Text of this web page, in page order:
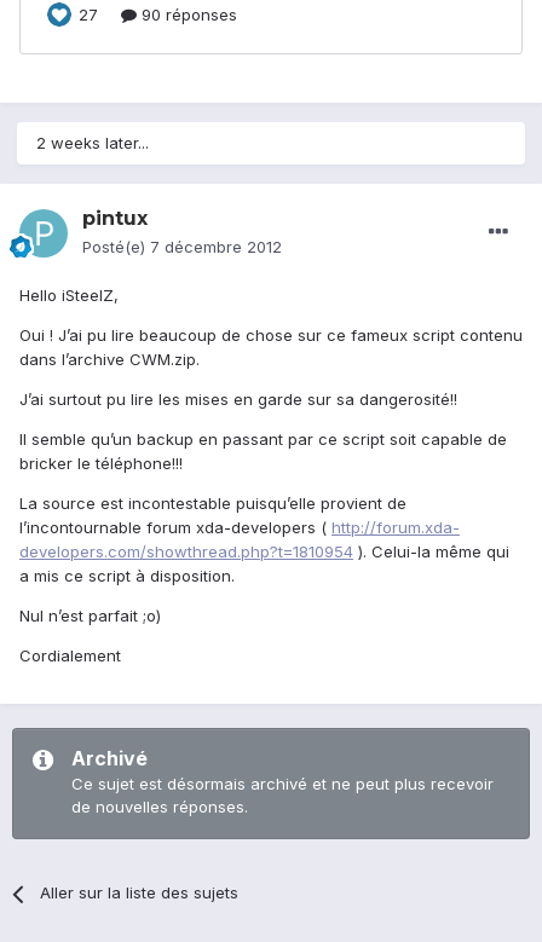
2 weeks later...
pintux
Posté(e) 7 décembre 2012
Hello iSteelZ,
Oui ! J’ai pu lire beaucoup de chose sur ce fameux script contenu
dans l’archive CWM.zip.
J’ai surtout pu lire les mises en garde sur sa dangerosité!!
Il semble qu’un backup en passant par ce script soit capable de
bricker le téléphone!!!
La source est incontestable puisqu’elle provient de
l’incontournable forum xda-developers ( http://forum.xda-
developers.com/showthread.php?t=1810954 ). Celui-la même qui
a mis ce script à disposition.
Nul n’est parfait ;o)
Cordialement
Archivé
Ce sujet est désormais archivé et ne peut plus recevoir
de nouvelles réponses.
Aller sur la liste des sujets